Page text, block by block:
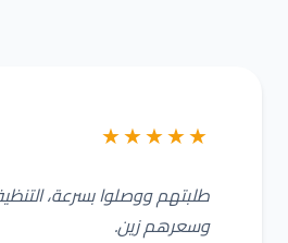
★★★★★
طلبتهم ووصلوا بسرعة،
وسعرهم زين.